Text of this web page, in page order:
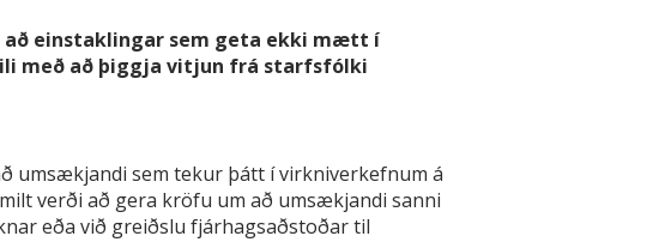
að einstaklingar sem geta ekki mætt í
með að þiggja vitjun frá starfsfólki
umsækjandi sem tekur þátt í virkniverkefnum á
verði að gera kröfu um að umsækjandi sanni
eða við greiðslu fjárhagsaðstoðar til